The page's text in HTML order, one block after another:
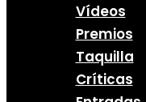
Vídeos
Premios
Taquilla
Críticas